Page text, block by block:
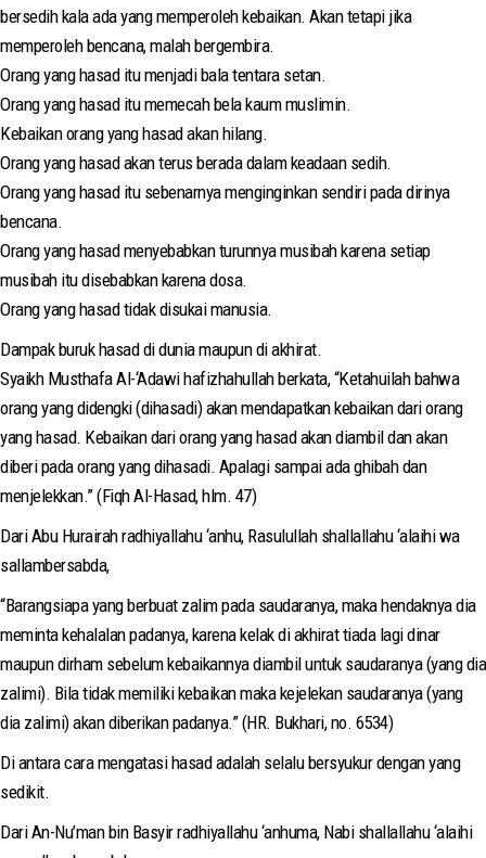
bersedih kala ada yang memperoleh kebaikan. Akan tetapi jika
memperoleh bencana, malah bergembira.
Orang yang hasad itu menjadi bala tentara setan.
Orang yang hasad itu memecah bela kaum muslimin.
Kebaikan orang yang hasad akan hilang.
Orang yang hasad akan terus berada dalam keadaan sedih.
Orang yang hasad itu sebenarnya menginginkan sendiri pada dirinya
bencana.
Orang yang hasad menyebabkan turunnya musibah karena setiap
musibah itu disebabkan karena dosa.
Orang yang hasad tidak disukai manusia.
Dampak buruk hasad di dunia maupun di akhirat.
Syaikh Musthafa Al-‘Adawi hafizhahullah berkata, “Ketahuilah bahwa
orang yang didengki (dihasadi) akan mendapatkan kebaikan dari orang
yang hasad. Kebaikan dari orang yang hasad akan diambil dan akan
diberi pada orang yang dihasadi. Apalagi sampai ada ghibah dan
menjelekkan.” (Fiqh Al-Hasad, hlm. 47)
Dari Abu Hurairah radhiyallahu ‘anhu, Rasulullah shallallahu ‘alaihi wa
sallambersabda,
“Barangsiapa yang berbuat zalim pada saudaranya, maka hendaknya dia
meminta kehalalan padanya, karena kelak di akhirat tiada lagi dinar
maupun dirham sebelum kebaikannya diambil untuk saudaranya (yang dia
zalimi). Bila tidak memiliki kebaikan maka kejelekan saudaranya (yang
dia zalimi) akan diberikan padanya.” (HR. Bukhari, no. 6534)
Di antara cara mengatasi hasad adalah selalu bersyukur dengan yang
sedikit.
Dari An-Nu’man bin Basyir radhiyallahu ‘anhuma, Nabi shallallahu ‘alaihi